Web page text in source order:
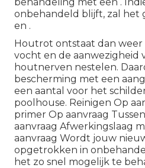
onbehandeld blijft, zal het
en .
Houtrot ontstaat dan weer
vocht en de aanwezigheid
houtnerven nestelen.
bescherming met een
een aantal voor het
poolhouse. Reinigen Op
primer Op aanvraag
aanvraag Afwerkingslaag
aanvraag Wordt jouw
opgetrokken in
het zo snel mogelijk te